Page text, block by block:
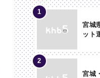
宮城
ット
宮城